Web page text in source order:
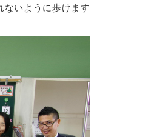
ないように歩けます